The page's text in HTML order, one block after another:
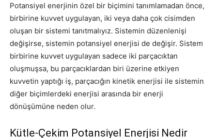
Potansiyel enerjinin özel bir biçimini tanımlamadan önce,
birbirine kuvvet uygulayan, iki veya daha çok cisimden
oluşan bir sistemi tanıtmalıyız. Sistemin düzenlenişi
değişirse, sistemin potansiyel enerjisi de değişir. Sistem
birbirine kuvvet uygulayan sadece iki parçacıktan
oluşmuşsa, bu parçacıklardan biri üzerine etkiyen
kuvvetin yaptığı iş, parçacığın kinetik enerjisi ile sistemin
diğer biçimlerdeki enerjisi arasında bir enerji
dönüşümüne neden olur.
Kütle-Çekim Potansiyel Enerjisi Nedir